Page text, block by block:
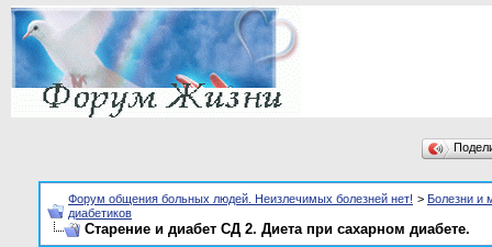
Форум общения больных людей. Неизлечимых болезней нет! > Болезни и
диабетиков
Старение и диабет СД 2. Диета при сахарном диабете.